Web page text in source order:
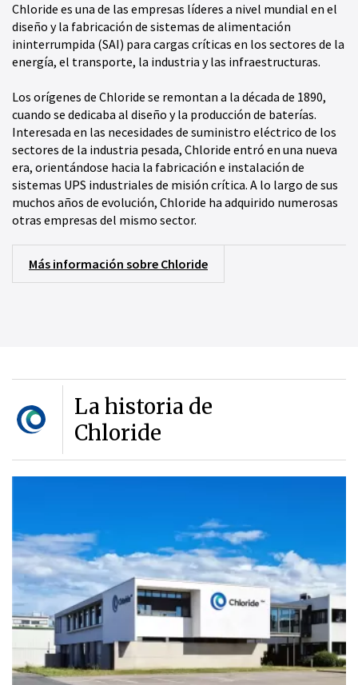
Chloride es una de las empresas líderes a nivel mundial en el
diseño y la fabricación de sistemas de alimentación
ininterrumpida (SAI) para cargas críticas en los sectores de la
energía, el transporte, la industria y las infraestructuras.
Los orígenes de Chloride se remontan a la década de 1890,
cuando se dedicaba al diseño y la producción de baterías.
Interesada en las necesidades de suministro eléctrico de los
sectores de la industria pesada, Chloride entró en una nueva
era, orientándose hacia la fabricación e instalación de
sistemas UPS industriales de misión crítica. A lo largo de sus
muchos años de evolución, Chloride ha adquirido numerosas
otras empresas del mismo sector.
Más información sobre Chloride
La historia de
Chloride